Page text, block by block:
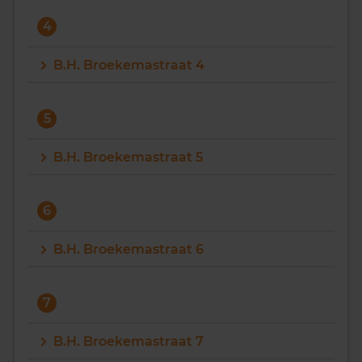
4
B.H. Broekemastraat 4
5
B.H. Broekemastraat 5
6
B.H. Broekemastraat 6
7
B.H. Broekemastraat 7